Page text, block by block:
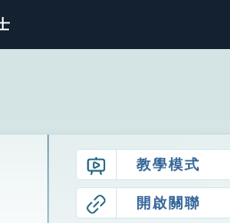
教學模式
開啟關聯